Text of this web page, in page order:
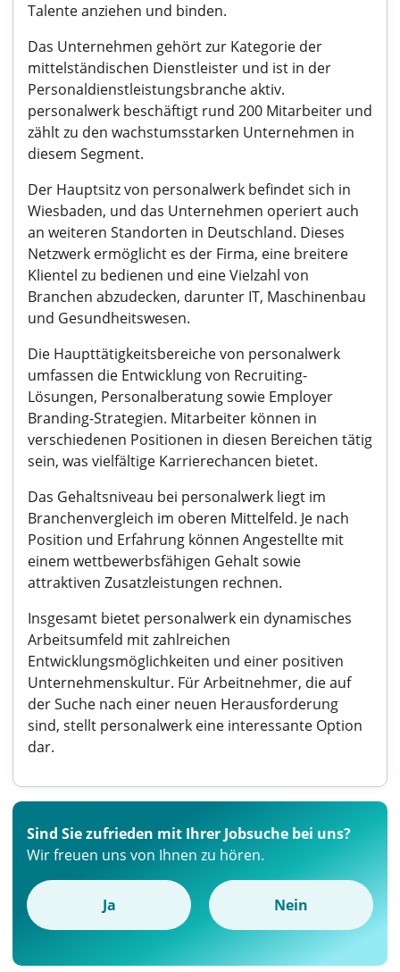
Talente anziehen und binden.
Das Unternehmen gehört zur Kategorie der
mittelständischen Dienstleister und ist in der
Personaldienstleistungsbranche aktiv.
personalwerk beschäftigt rund 200 Mitarbeiter und
zählt zu den wachstumsstarken Unternehmen in
diesem Segment.
Der Hauptsitz von personalwerk befindet sich in
Wiesbaden, und das Unternehmen operiert auch
an weiteren Standorten in Deutschland. Dieses
Netzwerk ermöglicht es der Firma, eine breitere
Klientel zu bedienen und eine Vielzahl von
Branchen abzudecken, darunter IT, Maschinenbau
und Gesundheitswesen.
Die Haupttätigkeitsbereiche von personalwerk
umfassen die Entwicklung von Recruiting-
Lösungen, Personalberatung sowie Employer
Branding-Strategien. Mitarbeiter können in
verschiedenen Positionen in diesen Bereichen tätig
sein, was vielfältige Karrierechancen bietet.
Das Gehaltsniveau bei personalwerk liegt im
Branchenvergleich im oberen Mittelfeld. Je nach
Position und Erfahrung können Angestellte mit
einem wettbewerbsfähigen Gehalt sowie
attraktiven Zusatzleistungen rechnen.
Insgesamt bietet personalwerk ein dynamisches
Arbeitsumfeld mit zahlreichen
Entwicklungsmöglichkeiten und einer positiven
Unternehmenskultur. Für Arbeitnehmer, die auf
der Suche nach einer neuen Herausforderung
sind, stellt personalwerk eine interessante Option
dar.
Sind Sie zufrieden mit Ihrer Jobsuche bei uns?
Wir freuen uns von Ihnen zu hören.
Ja Nein